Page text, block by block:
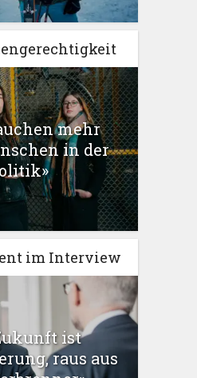
mehr
in der
im Interview
ist
raus aus